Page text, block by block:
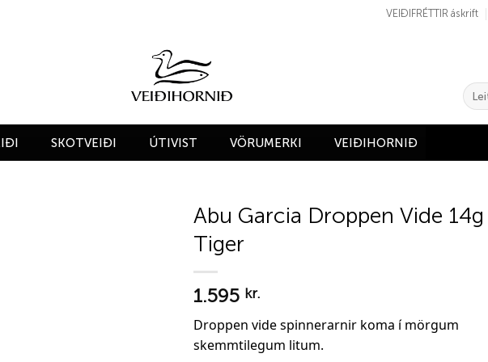
VEIÐIFRÉTTIR áskrift
for:
SKOTVEIÐI ÚTIVIST VÖRUMERKI VEIÐIHORNIÐ
Abu Garcia Droppen Vide
Tiger
1.595 kr.
Droppen vide spinnerarnir koma í mörgum
skemmtilegum litum.